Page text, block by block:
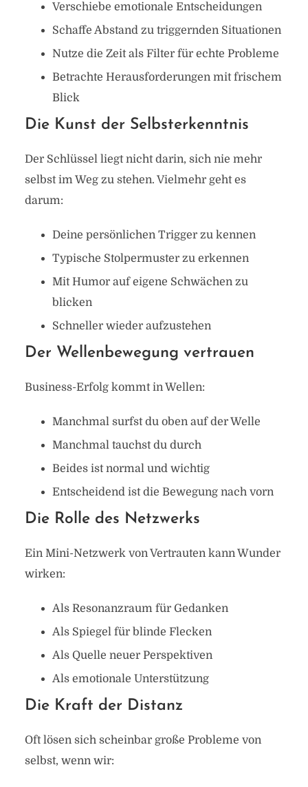
Verschiebe emotionale Entscheidungen
Schaffe Abstand zu triggernden Situationen
Nutze die Zeit als Filter für echte Probleme
Betrachte Herausforderungen mit frischem
Blick
Die Kunst der Selbsterkenntnis
Der Schlüssel liegt nicht darin, sich nie mehr
selbst im Weg zu stehen. Vielmehr geht es
darum:
Deine persönlichen Trigger zu kennen
Typische Stolpermuster zu erkennen
Mit Humor auf eigene Schwächen zu
blicken
Schneller wieder aufzustehen
Der Wellenbewegung vertrauen
Business-Erfolg kommt in Wellen:
Manchmal surfst du oben auf der Welle
Manchmal tauchst du durch
Beides ist normal und wichtig
Entscheidend ist die Bewegung nach vorn
Die Rolle des Netzwerks
Ein Mini-Netzwerk von Vertrauten kann Wunder
wirken:
Als Resonanzraum für Gedanken
Als Spiegel für blinde Flecken
Als Quelle neuer Perspektiven
Als emotionale Unterstützung
Die Kraft der Distanz
Oft lösen sich scheinbar große Probleme von
selbst, wenn wir: